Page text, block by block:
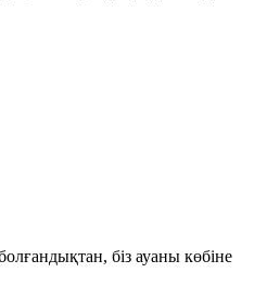
біз ауаны көбіне